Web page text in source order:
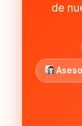
de